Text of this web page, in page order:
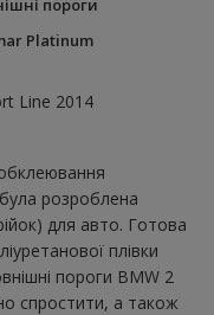
пороги
Platinum
Line 2014
розроблена
для авто. Готова
плівки
пороги BMW 2
спростити, а також